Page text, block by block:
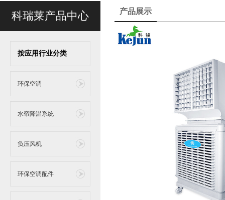
科瑞莱产品中心
按应用行业分类
环保空调
水帘降温系统
负压风机
环保空调配件
产品展示